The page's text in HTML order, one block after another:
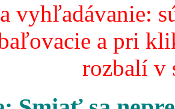
vyhľadávanie:
a pri
rozbalí v